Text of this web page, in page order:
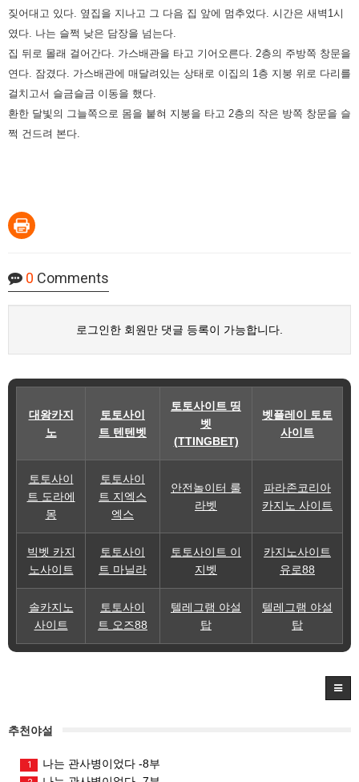
짖어대고 있다. 옆집을 지나고 그 다음 집 앞에 멈추었다. 시간은 새벽1시
였다. 나는 슬쩍 낮은 담장을 넘는다.
집 뒤로 몰래 걸어간다. 가스배관을 타고 기어오른다. 2층의 주방쪽 창문을
연다. 잠겼다. 가스배관에 매달려있는 상태로 이집의 1층 지붕 위로 다리를
걸치고서 슬금슬금 이동을 했다.
환한 달빛의 그늘쪽으로 몸을 붙혀 지붕을 타고 2층의 작은 방쪽 창문을 슬
쩍 건드려 본다.
0 Comments
로그인한 회원만 댓글 등록이 가능합니다.
대왕카지
노
토토사이
트 텐텐벳
토토사이트 띵
벳
(TTINGBET)
벳플레이 토토
사이트
토토사이
트 도라에
몽
토토사이
트 지엑스
엑스
안전놀이터 룰
라벳
파라존코리아
카지노 사이트
빅벳 카지
노사이트
토토사이
트 마닐라
토토사이트 이
지벳
카지노사이트
유로88
솔카지노
사이트
토토사이
트 오즈88
텔레그램 야설
탑
텔레그램 야설
탑
추천야설
1 나는 관사병이었다 -8부